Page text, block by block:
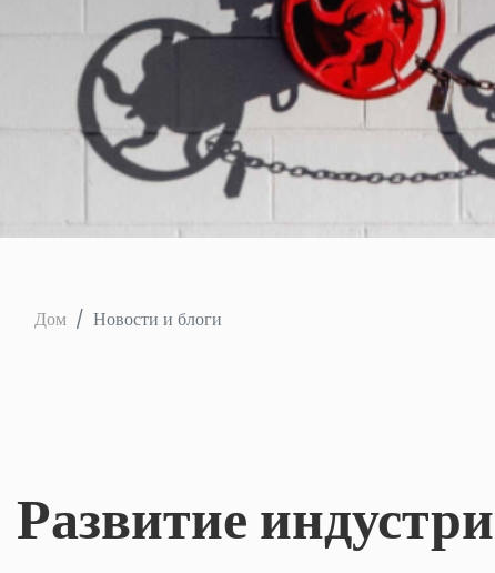
Дом Новости и блоги
Развитие